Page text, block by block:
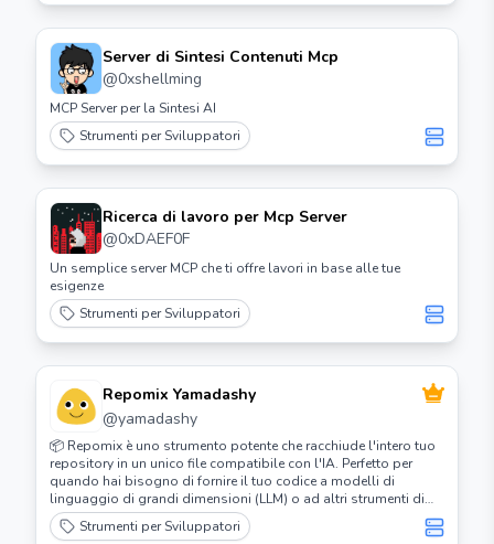
Server di Sintesi Contenuti Mcp
@0xshellming
MCP Server per la Sintesi AI
Strumenti per Sviluppatori
Ricerca di lavoro per Mcp Server
@0xDAEF0F
Un semplice server MCP che ti offre lavori in base alle tue
esigenze
Strumenti per Sviluppatori
Repomix Yamadashy
@yamadashy
📦 Repomix è uno strumento potente che racchiude l'intero tuo
repository in un unico file compatibile con l'IA. Perfetto per
quando hai bisogno di fornire il tuo codice a modelli di
linguaggio di grandi dimensioni (LLM) o ad altri strumenti di
intelligenza artificiale come Claude, ChatGPT, DeepSeek,
Perplexity, Gemini, Gemma, Llama, Grok e altri.
Strumenti per Sviluppatori